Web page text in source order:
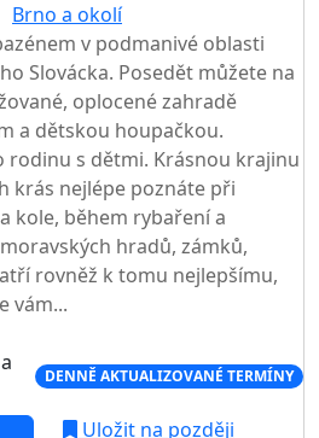
Brno a okolí
v podmanivé oblasti
Slovácka. Posedět můžete na
oplocené zahradě
a dětskou houpačkou.
rodinu s dětmi. Krásnou krajinu
krás nejlépe poznáte při
kole, během rybaření a
hradů, zámků,
rovněž k tomu nejlepšímu,
vám...
DENNĚ AKTUALIZOVANÉ TERMÍNY
Uložit na později